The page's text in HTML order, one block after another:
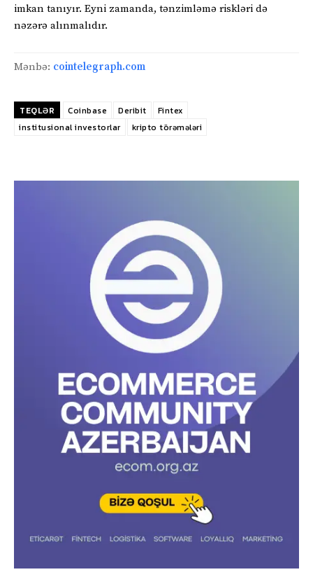
imkan tanıyır. Eyni zamanda, tənzimləmə riskləri də
nəzərə alınmalıdır.
Mənbə: cointelegraph.com
TEQLƏR Coinbase Deribit
Fintex
institusional investorlar
kripto törəmələri